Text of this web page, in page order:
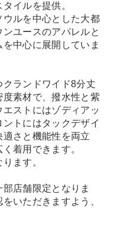
イルを提供。
ルを中心とした大都
ユースのアパレルと
中心に展開していま
ランドワイド8分丈
素材で、撥水性と紫
ストにはゾディアッ
トにはタックデザイ
さと機能性を両立
着用できます。
ます。
店舗限定となりま
いただきますよう、